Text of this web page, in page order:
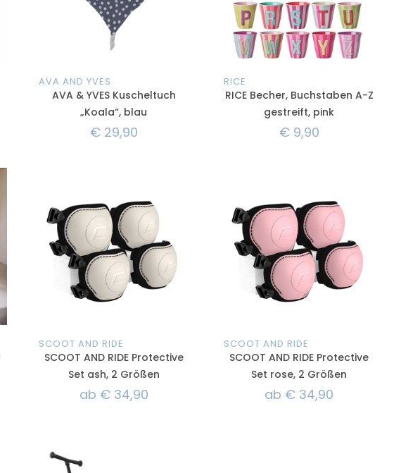
AVA AND YVES
AVA & YVES Kuscheltuch
„Koala“, blau
€29,90
RICE
RICE Becher, Buchstaben A-Z
gestreift, pink
€9,90
SCOOT AND RIDE
SCOOT AND RIDE Protective
Set ash, 2 Größen
ab €34,90
SCOOT AND RIDE
SCOOT AND RIDE Protective
Set rose, 2 Größen
ab € 34,90